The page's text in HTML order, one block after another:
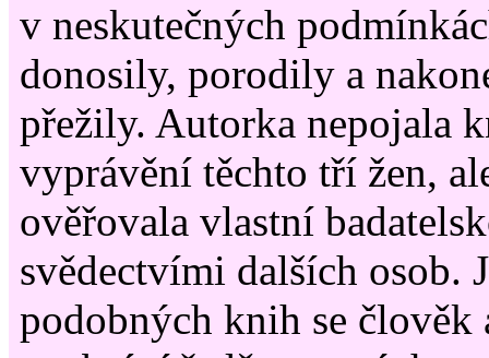
v neskutečných
donosily, porodily a
přežily. Autorka nepojala
vyprávění těchto tří žen,
ověřovala vlastní
svědectvími dalších osob.
podobných knih se člověk